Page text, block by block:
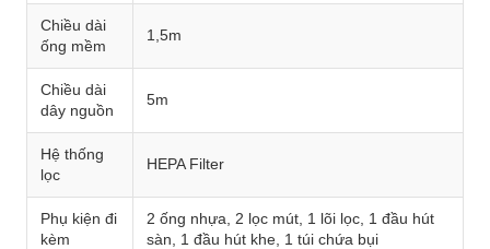
Chiều dài
ống mềm
1,5m
Chiều dài
dây nguồn
5m
Hệ thống
lọc
HEPA Filter
Phụ kiện đi
kèm
2 ống nhựa, 2 lọc mút, 1 lõi lọc, 1 đầu hút
sàn, 1 đầu hút khe, 1 túi chứa bụi